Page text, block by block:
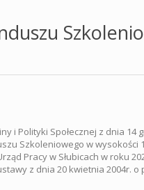
i Polityki Społecznej z dnia 14
Szkoleniowego w wysokości
Pracy w Słubicach w roku
z dnia 20 kwietnia 2004r. o